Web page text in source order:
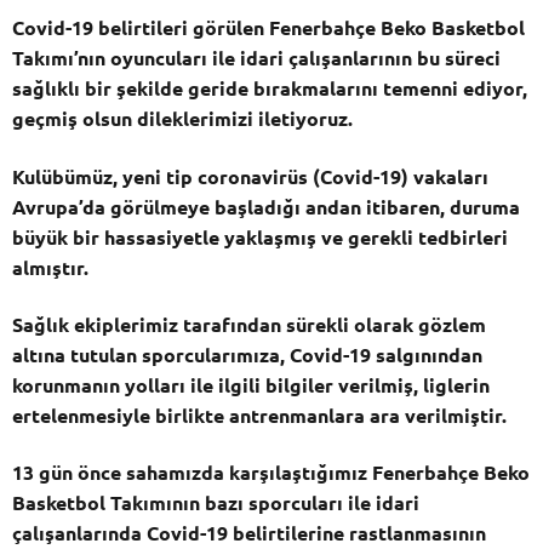
Covid-19 belirtileri görülen Fenerbahçe Beko Basketbol
Takımı’nın oyuncuları ile idari çalışanlarının bu süreci
sağlıklı bir şekilde geride bırakmalarını temenni ediyor,
geçmiş olsun dileklerimizi iletiyoruz.
Kulübümüz, yeni tip coronavirüs (Covid-19) vakaları
Avrupa’da görülmeye başladığı andan itibaren, duruma
büyük bir hassasiyetle yaklaşmış ve gerekli tedbirleri
almıştır.
Sağlık ekiplerimiz tarafından sürekli olarak gözlem
altına tutulan sporcularımıza, Covid-19 salgınından
korunmanın yolları ile ilgili bilgiler verilmiş, liglerin
ertelenmesiyle birlikte antrenmanlara ara verilmiştir.
13 gün önce sahamızda karşılaştığımız Fenerbahçe Beko
Basketbol Takımının bazı sporcuları ile idari
çalışanlarında Covid-19 belirtilerine rastlanmasının